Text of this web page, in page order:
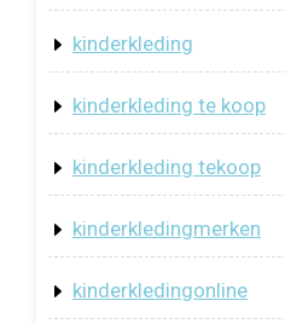
kinderkleding
kinderkleding te koop
kinderkleding tekoop
kinderkledingmerken
kinderkledingonline